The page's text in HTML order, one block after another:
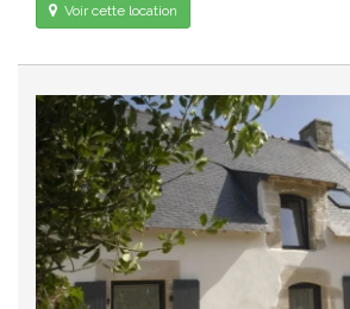
Voir cette location